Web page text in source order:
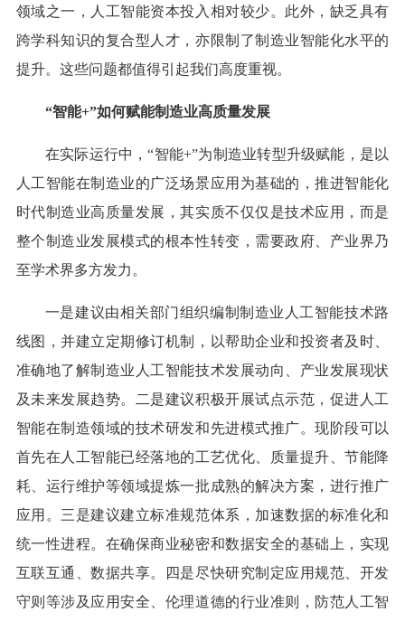
领域之一，人工智能资本投入相对较少。此外，缺乏具有
跨学科知识的复合型人才，亦限制了制造业智能化水平的
提升。这些问题都值得引起我们高度重视。
“智能+”如何赋能制造业高质量发展
在实际运行中，“智能+”为制造业转型升级赋能，是以
人工智能在制造业的广泛场景应用为基础的，推进智能化
时代制造业高质量发展，其实质不仅仅是技术应用，而是
整个制造业发展模式的根本性转变，需要政府、产业界乃
至学术界多方发力。
一是建议由相关部门组织编制制造业人工智能技术路
线图，并建立定期修订机制，以帮助企业和投资者及时、
准确地了解制造业人工智能技术发展动向、产业发展现状
及未来发展趋势。二是建议积极开展试点示范，促进人工
智能在制造领域的技术研发和先进模式推广。现阶段可以
首先在人工智能已经落地的工艺优化、质量提升、节能降
耗、运行维护等领域提炼一批成熟的解决方案，进行推广
应用。三是建议建立标准规范体系，加速数据的标准化和
统一性进程。在确保商业秘密和数据安全的基础上，实现
互联互通、数据共享。四是尽快研究制定应用规范、开发
守则等涉及应用安全、伦理道德的行业准则，防范人工智